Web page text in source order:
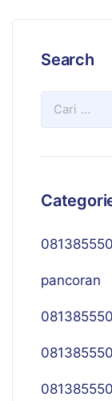
Search
pancoran